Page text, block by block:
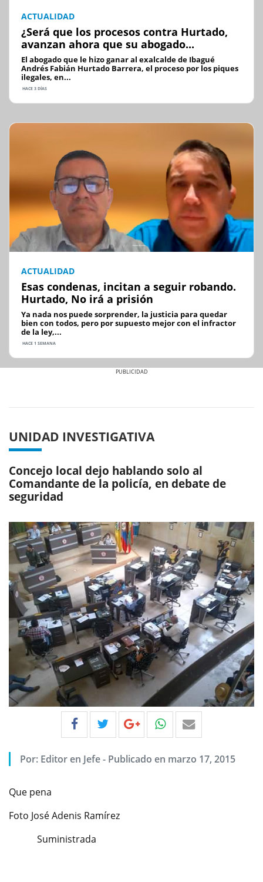
ACTUALIDAD
¿Será que los procesos contra Hurtado,
avanzan ahora que su abogado...
El abogado que le hizo ganar al exalcalde de Ibagué
Andrés Fabián Hurtado Barrera, el proceso por los piques
ilegales, en...
HACE 3 DÍAS
ACTUALIDAD
Esas condenas, incitan a seguir robando.
Hurtado, No irá a prisión
Ya nada nos puede sorprender, la justicia para quedar
bien con todos, pero por supuesto mejor con el infractor
de la ley,...
HACE 1 SEMANA
UNIDAD INVESTIGATIVA
Concejo local dejo hablando solo al
Comandante de la policía, en debate de
seguridad
Por: Editor en Jefe- Publicado en marzo 17, 2015
Que pena
Foto José Adenis Ramírez
Suministrada